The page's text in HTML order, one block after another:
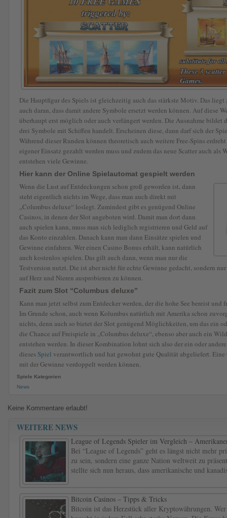
Die Hauptfigur des Spiels ist gleichzeitig auch das stärkste Motiv. Das liegt
auch daran, dass damit andere Symbole ersetzt werden können. Auf diese
überhaupt erst möglich oder auch verlängert werden. Die Ausnahme bildet
drei Symbole mit Schiffen handelt. Erscheinen diese, dann darf sich der
Während dieser Runden können theoretisch auch weitere Free-Spins
eigener Einsatz gezahlt werden muss und zudem das neue Scatter auch
entstehen viele Gewinne.
Hier kann der Online Spielautomat gespielt werden
Wenn die Lust auf Entdeckungen schon groß geworden ist, dann
steht eigentlich nichts im Wege, dass man auch direkt mit
„Columbus deluxe“ loslegt. Zumindest gibt es genügend Online
Casinos, in denen der Slot angeboten wird. Damit man dort dann
auch spielen kann, muss man sich lediglich registrieren und Geld auf
das Konto einzahlen. Danach kann man dann Einsätze spielen und
Gewinne einfahren. Wer einen Casino Bonus erhält, kann natürlich
auch kostenlos spielen. Das gilt auch dann, wenn man nur die
Testversion nutzt. Die ist aber nicht für echte Gewinne gedacht, sondern
auf Herz und Nieren ausprobieren zu können.
Fazit zum Slot “Columbus deluxe”
Kann man jetzt selbst zum Entdecker werden, der die hohe See bereist
Im Grunde schon, auch wenn Kolumbus natürlich mit Amerika schon
nichts, denn auch so bietet der Slot genügend Möglichkeiten, um das ein
die Chance auf Freispiele in „Columbus deluxe“, ebenso aber auch ein
entstehen werden. In dieser Kombination lohnt sich also der ein oder
dieses Spiel verantwortlich und hat gewohnt gute Qualität abgeliefert.
mit der Gewinne verdoppelt werden können.
Spiele Kategorien
News
Keine Kommentare erlaubt!
WEITERE NEWS
League of Legends Spieler im Vergleich –
Bei “League of Legends” geht es längst nicht mehr
zu sein, sondern eine ganze Nation weltweit zu
stellte sich nun heraus, dass amerikanische und
Bitcoin Casinos – Tipps & Tricks
Bitcoin ist das Herzstück aller Kryptowährungen.